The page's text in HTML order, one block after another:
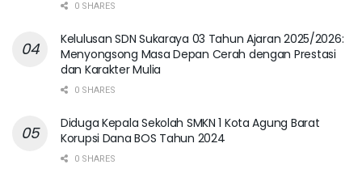
0 SHARES
Kelulusan SDN Sukaraya 03 Tahun Ajaran 2025/2026:
Menyongsong Masa Depan Cerah dengan Prestasi
dan Karakter Mulia
0 SHARES
Diduga Kepala Sekolah SMKN 1 Kota Agung Barat
Korupsi Dana BOS Tahun 2024
0 SHARES